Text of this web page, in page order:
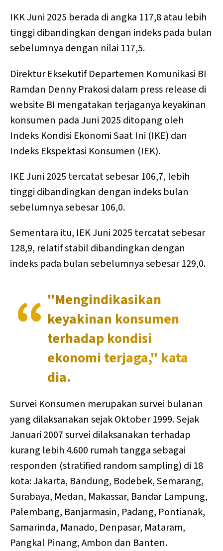
IKK Juni 2025 berada di angka 117,8 atau lebih
tinggi dibandingkan dengan indeks pada bulan
sebelumnya dengan nilai 117,5.
Direktur Eksekutif Departemen Komunikasi BI
Ramdan Denny Prakosi dalam press release di
website BI mengatakan terjaganya keyakinan
konsumen pada Juni 2025 ditopang oleh
Indeks Kondisi Ekonomi Saat Ini (IKE) dan
Indeks Ekspektasi Konsumen (IEK).
IKE Juni 2025 tercatat sebesar 106,7, lebih
tinggi dibandingkan dengan indeks bulan
sebelumnya sebesar 106,0.
Sementara itu, IEK Juni 2025 tercatat sebesar
128,9, relatif stabil dibandingkan dengan
indeks pada bulan sebelumnya sebesar 129,0.
"Mengindikasikan
keyakinan konsumen
terhadap kondisi
ekonomi terjaga," kata
dia.
Survei Konsumen merupakan survei bulanan
yang dilaksanakan sejak Oktober 1999. Sejak
Januari 2007 survei dilaksanakan terhadap
kurang lebih 4.600 rumah tangga sebagai
responden (stratified random sampling) di 18
kota: Jakarta, Bandung, Bodebek, Semarang,
Surabaya, Medan, Makassar, Bandar Lampung,
Palembang, Banjarmasin, Padang, Pontianak,
Samarinda, Manado, Denpasar, Mataram,
Pangkal Pinang, Ambon dan Banten.